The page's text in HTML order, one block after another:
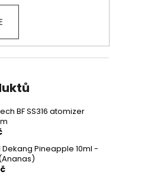
BF SS316 atomizer
Dekang Pineapple 10ml -